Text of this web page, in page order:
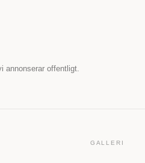
annonserar offentligt.
GALLERI